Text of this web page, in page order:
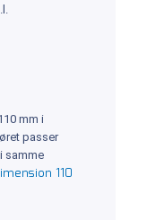
mm i
passer
samme
110